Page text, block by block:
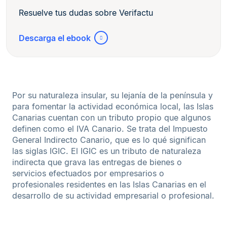
Resuelve tus dudas sobre Verifactu
Descarga el ebook
Por su naturaleza insular, su lejanía de la península y
para fomentar la actividad económica local, las Islas
Canarias cuentan con un tributo propio que algunos
definen como el IVA Canario. Se trata del Impuesto
General Indirecto Canario, que es lo qué significan
las siglas IGIC. El IGIC es un tributo de naturaleza
indirecta que grava las entregas de bienes o
servicios efectuados por empresarios o
profesionales residentes en las Islas Canarias en el
desarrollo de su actividad empresarial o profesional.